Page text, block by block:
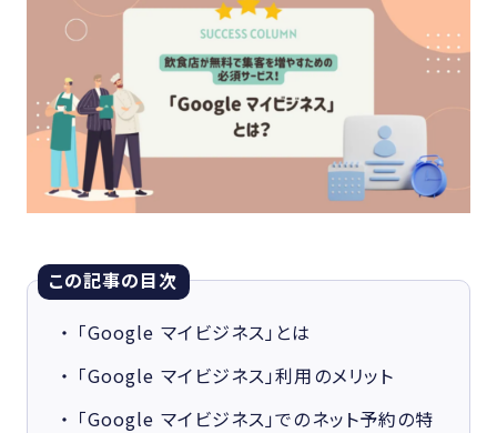
この記事の目次
「Google マイビジネス」とは
「Google マイビジネス」利用のメリット
「Google マイビジネス」でのネット予約の特